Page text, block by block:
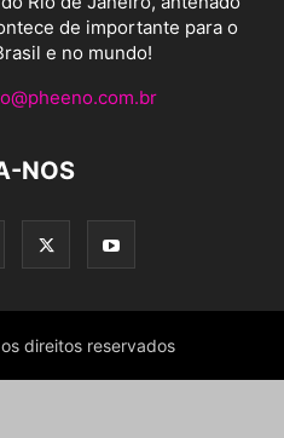
de importante para o
e no mundo!
NOS
direitos reservados